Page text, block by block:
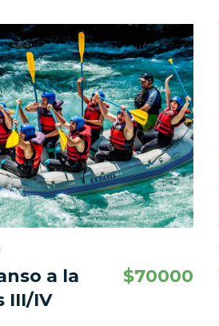
a la
III/IV
$70000